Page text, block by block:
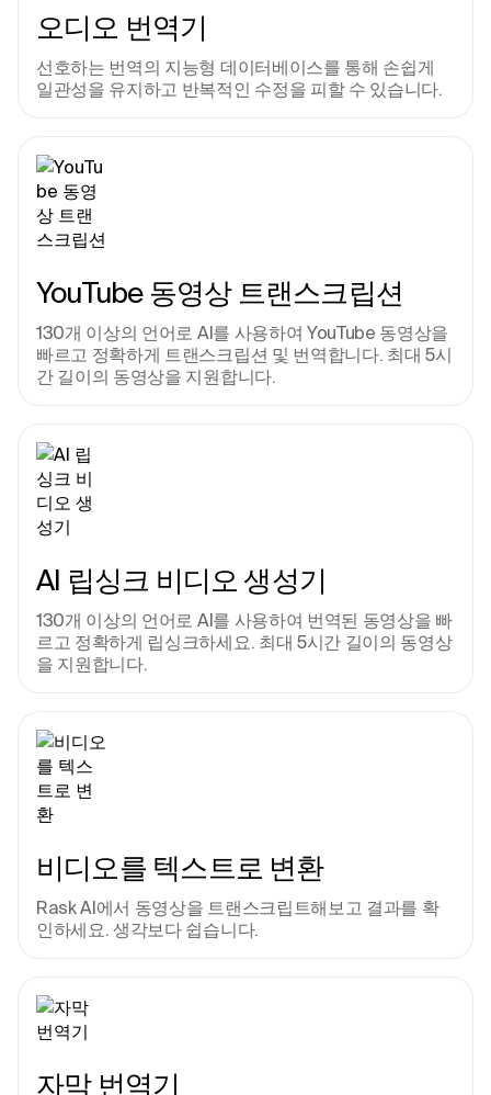
오디오 번역기
선호하는 번역의 지능형 데이터베이스를 통해 손쉽게
일관성을 유지하고 반복적인 수정을 피할 수 있습니다.
YouTube 동영상 트랜스크립션
130개 이상의 언어로 AI를 사용하여 YouTube 동영상을
빠르고 정확하게 트랜스크립션 및 번역합니다. 최대 5시
간 길이의 동영상을 지원합니다.
AI 립싱크 비디오 생성기
130개 이상의 언어로 AI를 사용하여 번역된 동영상을 빠
르고 정확하게 립싱크하세요. 최대 5시간 길이의 동영상
을 지원합니다.
비디오를 텍스트로 변환
Rask AI에서 동영상을 트랜스크립트해보고 결과를 확
인하세요. 생각보다 쉽습니다.
자막 번역기